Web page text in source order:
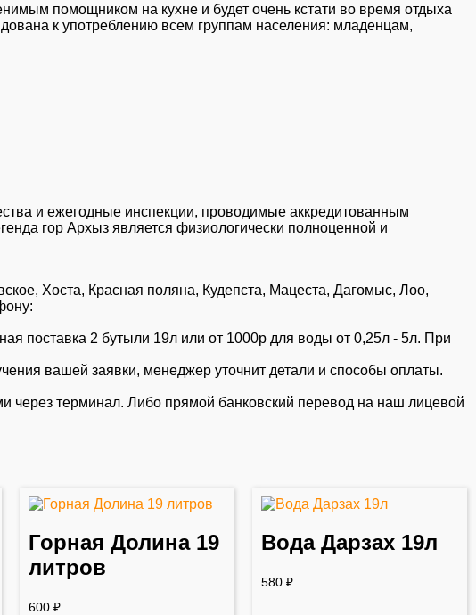
помощником на кухне и будет очень кстати во время отдыха
к употреблению всем группам населения: младенцам,
и ежегодные инспекции, проводимые аккредитованным
гор Архыз является физиологически полноценной и
Хоста, Красная поляна, Кудепста, Мацеста, Дагомыс, Лоо,
поставка 2 бутыли 19л или от 1000р для воды от 0,25л - 5л. При
вашей заявки, менеджер уточнит детали и способы оплаты.
терминал. Либо прямой банковский перевод на наш лицевой
Горная Долина 19
литров
600₽
Вода Дарзах 19л
580₽